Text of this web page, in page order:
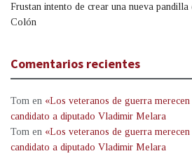
Frustan intento de crear una nueva pandilla
Colón
Comentarios recientes
Tom en «Los veteranos de guerra
candidato a diputado Vladimir Melara
Tom en «Los veteranos de guerra
candidato a diputado Vladimir Melara